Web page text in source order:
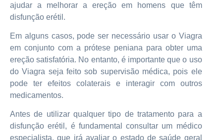
ajudar a melhorar a ereção em homens que têm
disfunção erétil.
Em alguns casos, pode ser necessário usar o Viagra
em conjunto com a prótese peniana para obter uma
ereção satisfatória. No entanto, é importante que o uso
do Viagra seja feito sob supervisão médica, pois ele
pode ter efeitos colaterais e interagir com outros
medicamentos.
Antes de utilizar qualquer tipo de tratamento para a
disfunção erétil, é fundamental consultar um médico
especialista, que irá avaliar o estado de saúde geral